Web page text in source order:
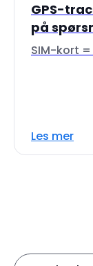
GPS-
på
SIM-kort
Les mer